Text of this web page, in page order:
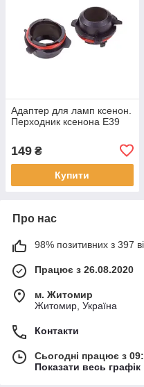
Адаптер для ламп ксенон.
Перходник ксенона Е39
149 ₴
Купити
Про нас
98% позитивних з 397
Працює з 26.08.2020
м. Житомир
Житомир, Україна
Контакти
Сьогодні працює з
Показати весь